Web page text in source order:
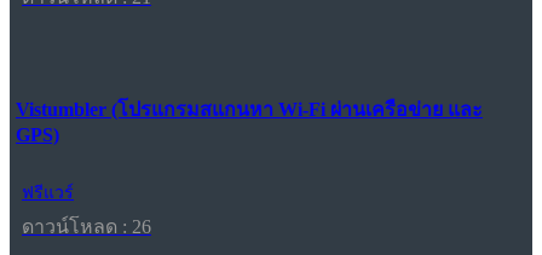
Vistumbler (โปรแกรมสแกนหา Wi-Fi ผ่านเครือข่าย และ
GPS)
ฟรีแวร์
ดาวน์โหลด : 26